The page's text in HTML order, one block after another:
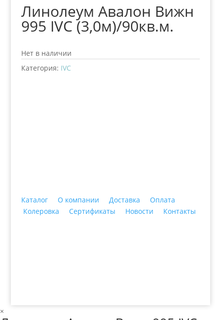
Линолеум Авалон Вижн
995 IVC (3,0м)/90кв.м.
Нет в наличии
Категория: IVC
Каталог О компании Доставка
Оплата
Колеровка
Сертификаты Новости Контакты
×